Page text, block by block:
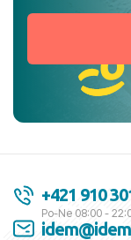
+421 910
Po-Ne 08:00 -